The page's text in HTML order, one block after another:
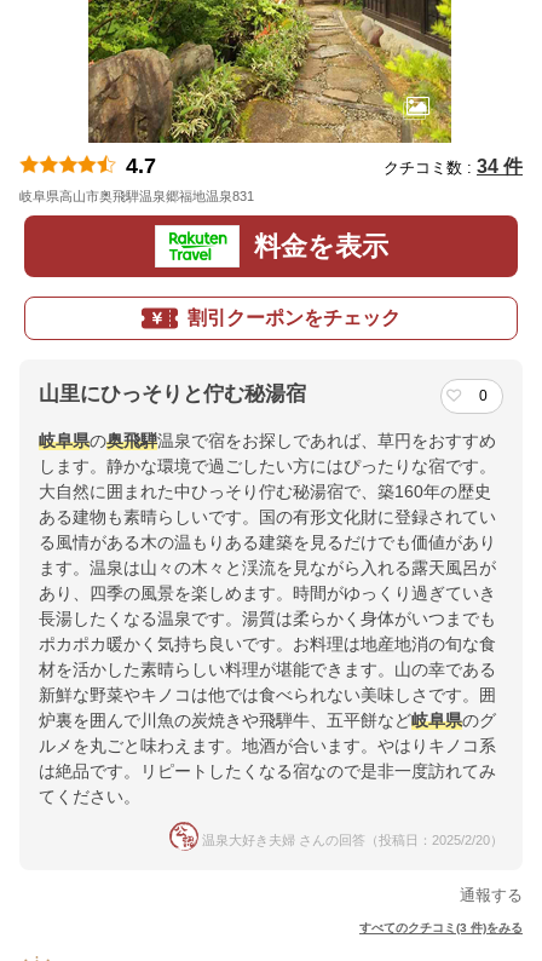
4.7 クチコミ数 : 34 件
岐阜県高山市奥飛騨温泉郷福地温泉831
料金を表示
割引クーポンをチェック
山里にひっそりと佇む秘湯宿 0
岐阜県の奥飛騨温泉で宿をお探しであれば、草円をおすすめ
します。静かな環境で過ごしたい方にはぴったりな宿です。
大自然に囲まれた中ひっそり佇む秘湯宿で、築160年の歴史
ある建物も素晴らしいです。国の有形文化財に登録されてい
る風情がある木の温もりある建築を見るだけでも価値があり
ます。温泉は山々の木々と渓流を見ながら入れる露天風呂が
あり、四季の風景を楽しめます。時間がゆっくり過ぎていき
長湯したくなる温泉です。湯質は柔らかく身体がいつまでも
ポカポカ暖かく気持ち良いです。お料理は地産地消の旬な食
材を活かした素晴らしい料理が堪能できます。山の幸である
新鮮な野菜やキノコは他では食べられない美味しさです。囲
炉裏を囲んで川魚の炭焼きや飛騨牛、五平餅など岐阜県のグ
ルメを丸ごと味わえます。地酒が合います。やはりキノコ系
は絶品です。リピートしたくなる宿なので是非一度訪れてみ
てください。
温泉大好き夫婦 さんの回答（投稿日：2025/2/20）
通報する
すべてのクチコミ(3 件)をみる